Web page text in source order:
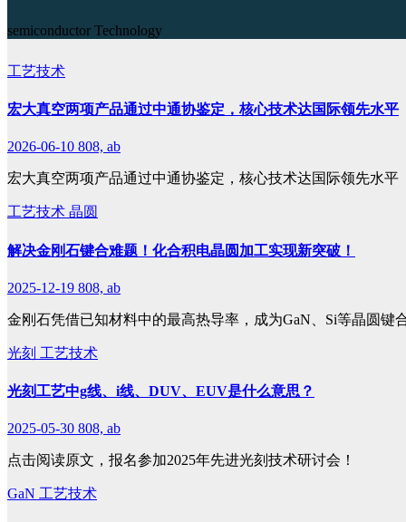
semiconductor Technology
工艺技术
宏大真空两项产品通过中通协鉴定，核心技术达国际领先水平
2026-06-10 808, ab
宏大真空两项产品通过中通协鉴定，核心技术达国际领先水平
工艺技术 晶圆
解决金刚石键合难题！化合积电晶圆加工实现新突破！
2025-12-19 808, ab
金刚石凭借已知材料中的最高热导率，成为GaN、Si等晶圆键
光刻 工艺技术
光刻工艺中g线、i线、DUV、EUV是什么意思？
2025-05-30 808, ab
点击阅读原文，报名参加2025年先进光刻技术研讨会！
GaN 工艺技术